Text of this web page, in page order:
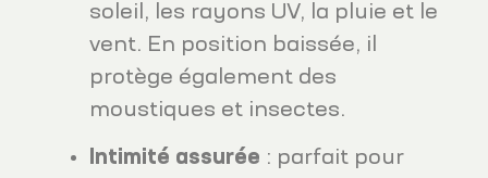
soleil, les rayons UV, la pluie et le
vent. En position baissée, il
protège également des
moustiques et insectes.
Intimité assurée : parfait pour